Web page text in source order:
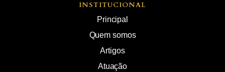
INSTITUCIONAL
Principal
Quem somos
Artigos
Atuação